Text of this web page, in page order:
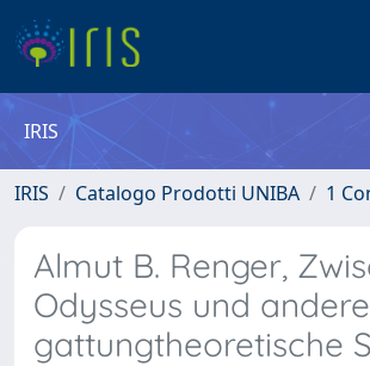
IRIS
IRIS Catalogo Prodotti UNIBA 1
Almut B. Renger,
Odysseus und
gattungtheoretische